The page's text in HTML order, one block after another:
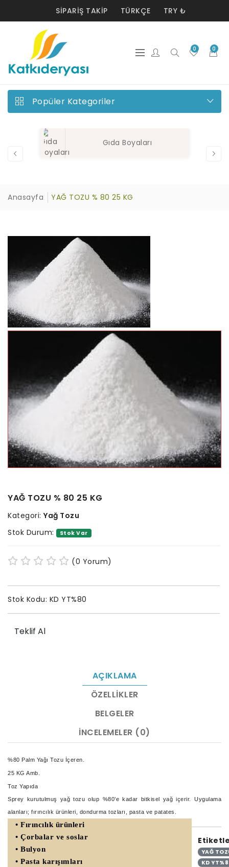
SIPARIŞ TAKIP TÜRKÇE TRY ₺
0 0
Popüler Kategoriler
Gıda Boyaları
Anasayfa YAĞ TOZU % 80 25 KG
YAĞ TOZU % 80 25 KG
Kategori: Yağ Tozu
Stok Durum:
Stok Var
(0 Yorum)
Stok Kodu: KD YT%80
Teklif Al
AÇIKLAMA
ÖZELLIKLER
BELGELER
İNCELEMELER (0)
%80 Palm Yağı Tozu İçeren.
25 KG Amb.
Toz Yapıda
Sprey kurutulmuş yağ tozu olup %80’e kadar bitkisel yağ içerir. Uygulama
alanları; fırıncılık ürünleri, dondurma tozları, pasta ve patates.
• Fırıncılık ürünleri
• Çorbalar ve soslar
• Bulyon
• Pasta karışımları
YAĞ
KD